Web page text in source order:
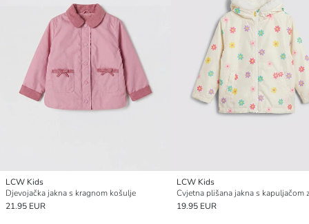
LCW Kids
Djevojačka jakna s kragnom košulje
21.95 EUR
LCW Kids
19.95 EUR